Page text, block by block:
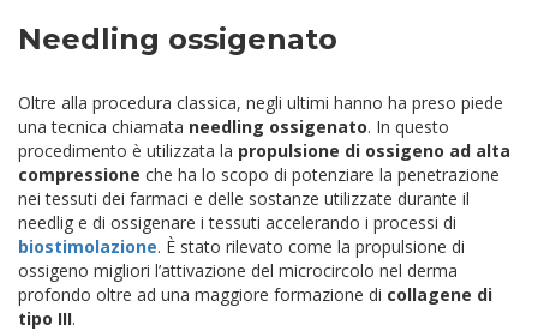
Needling ossigenato
Oltre alla procedura classica, negli ultimi hanno ha preso piede
una tecnica chiamata needling ossigenato. In questo
procedimento è utilizzata la propulsione di ossigeno ad alta
compressione che ha lo scopo di potenziare la penetrazione
nei tessuti dei farmaci e delle sostanze utilizzate durante il
needlig e di ossigenare i tessuti accelerando i processi di
biostimolazione. È stato rilevato come la propulsione di
ossigeno migliori l’attivazione del microcircolo nel derma
profondo oltre ad una maggiore formazione di collagene di
tipo III.